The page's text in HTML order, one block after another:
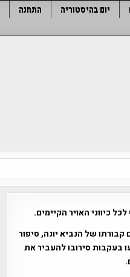
יום בהיסטוריה התחנה
כיווני האויר הקיימים.
של הנביא יונה, סיפור
בעקבות סירובו להעביר את